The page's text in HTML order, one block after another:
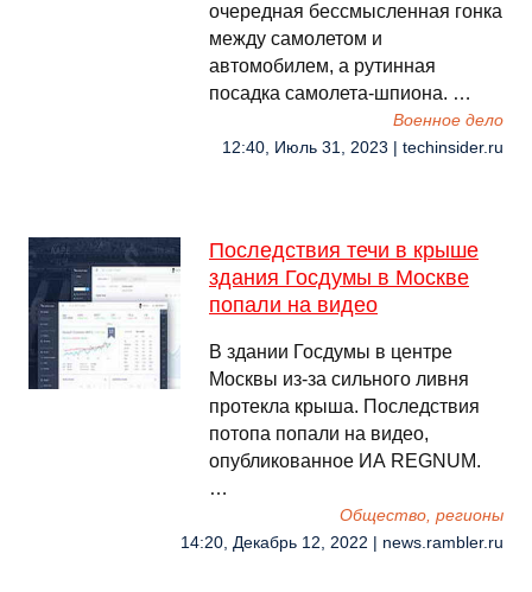
очередная бессмысленная гонка
между самолетом и
автомобилем, а рутинная
посадка самолета-шпиона. …
Военное дело
12:40, Июль 31, 2023 | techinsider.ru
Последствия течи в крыше
здания Госдумы в Москве
попали на видео
В здании Госдумы в центре
Москвы из-за сильного ливня
протекла крыша. Последствия
потопа попали на видео,
опубликованное ИА REGNUM.
…
Общество, регионы
14:20, Декабрь 12, 2022 | news.rambler.ru